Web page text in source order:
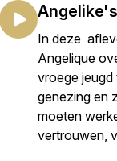
In deze
Angelique
vroege
genezing en
moeten
vertrouwen,